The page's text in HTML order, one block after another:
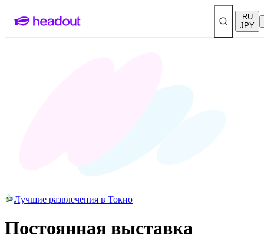
RU
JPY
Лучшие развлечения в Токио
Постоянная выставка